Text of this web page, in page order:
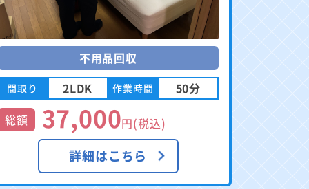
不用品回収
間取り 2LDK 作業時間
50分
総額
37,000円(税込)
詳細はこちら